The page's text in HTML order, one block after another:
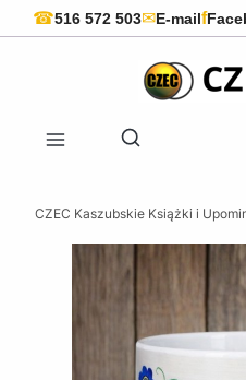
☎516 572 503✉E-mailf
Otwórz
CZEC Kaszubskie Książki i